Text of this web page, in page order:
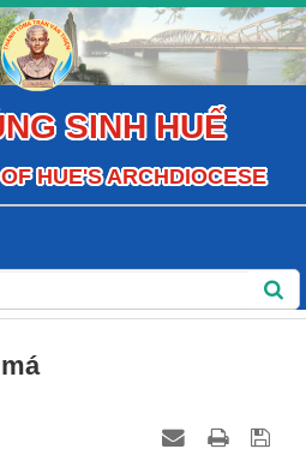
SINH HUẾ
HUE'S ARCHDIOCESE